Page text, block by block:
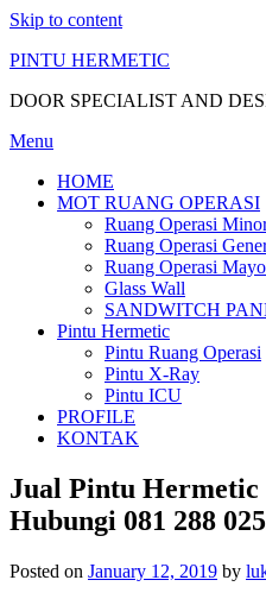
Skip to content
PINTU HERMETIC
DOOR SPECIALIST AND
Menu
HOME
MOT RUANG OPERASI
Ruang Operasi
Ruang Operasi
Ruang Operasi
Glass Wall
SANDWITCH
Pintu Hermetic
Pintu Ruang Operasi
Pintu X-Ray
Pintu ICU
PROFILE
KONTAK
Jual Pintu
Hubungi 081 288
Posted on January 12, 2019 by